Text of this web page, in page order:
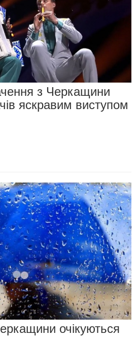
з Черкащини
яскравим виступом
очікуються